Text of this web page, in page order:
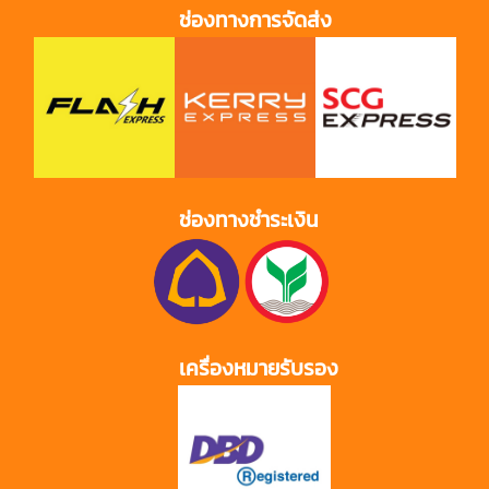
ช่องทางการจัดส่ง
ช่องทางชำระเงิน
เครื่องหมายรับรอง